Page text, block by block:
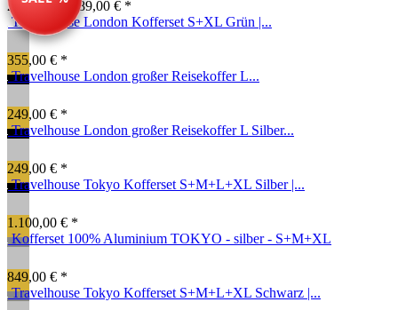
249,00 € *
289,00 € *
Travelhouse London Kofferset S+XL Grün |...
355,00 € *
Travelhouse London großer Reisekoffer L...
249,00 € *
Travelhouse London großer Reisekoffer L Silber...
249,00 € *
Travelhouse Tokyo Kofferset S+M+L+XL Silber |...
1.100,00 € *
Kofferset 100% Aluminium TOKYO - silber - S+M+XL
849,00 € *
Travelhouse Tokyo Kofferset S+M+L+XL Schwarz |...